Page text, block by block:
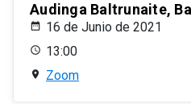
Audinga Baltrunaite,
16 de Junio de 2021
13:00
Zoom